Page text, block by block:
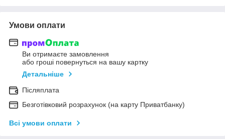
Умови оплати
Ви отримаєте замовлення
або гроші повернуться на вашу картку
Детальніше
Післяплата
Безготівковий розрахунок (на карту Приватбанку)
Всі умови оплати